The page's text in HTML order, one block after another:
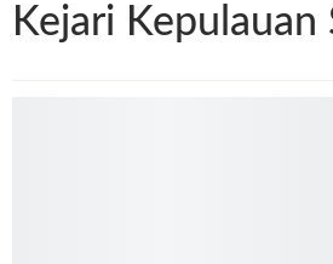
Kejari Kepulauan